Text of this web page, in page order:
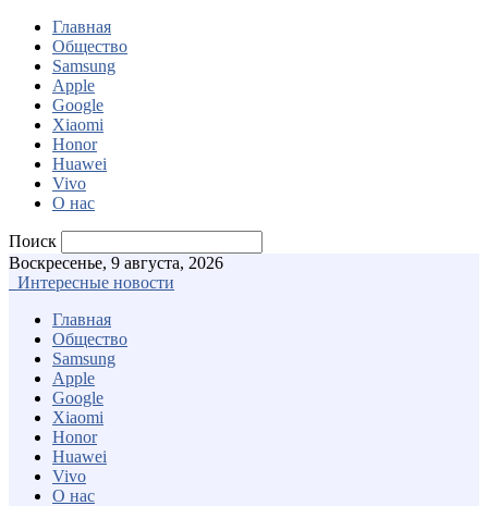
Главная
Общество
Samsung
Apple
Google
Xiaomi
Honor
Huawei
Vivo
О нас
Поиск
Воскресенье, 9 августа, 2026
Интересные новости
Главная
Общество
Samsung
Apple
Google
Xiaomi
Honor
Huawei
Vivo
О нас